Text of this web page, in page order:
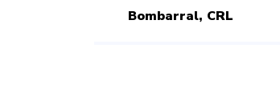
Bombarral, CRL